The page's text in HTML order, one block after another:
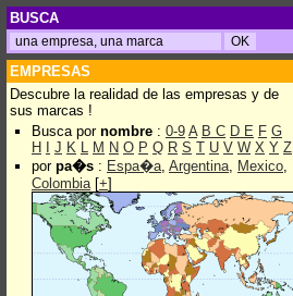
BUSCA
EMPRESAS
Descubre la realidad de las empresas y de
sus marcas !
Busca por nombre : 0-9 A B C D E F G
H
J K L M N O P Q R S T U V W X Y Z
por pa�s : Espa�a, Argentina, Mexico,
Colombia[+]